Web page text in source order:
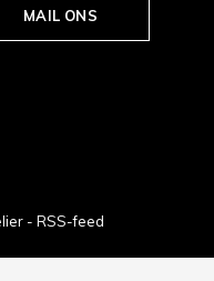
MAIL ONS
- RSS-feed